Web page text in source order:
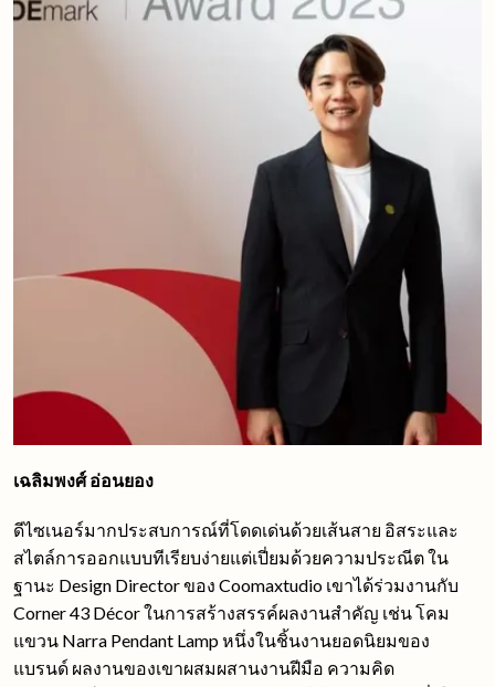
เฉลิมพงศ์ อ่อนยอง
ดีไซเนอร์มากประสบการณ์ที่โดดเด่นด้วยเส้นสาย อิสระและ
สไตล์การออกแบบทีเรียบง่ายแต่เปี่ยมด้วยความประณีต ใน
ฐานะ Design Director ของ Coomaxtudio เขาได้ร่วมงานกับ
Corner 43 Décor ในการสร้างสรรค์ผลงานสําคัญ เช่น โคม
แขวน Narra Pendant Lamp หนึ่งในชิ้นงานยอดนิยมของ
แบรนด์ ผลงานของเขาผสมผสานงานฝีมือ ความคิด